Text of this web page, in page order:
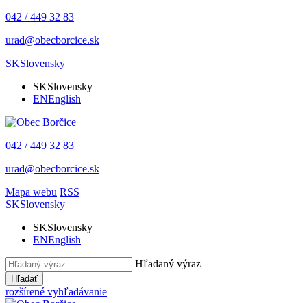
042 / 449 32 83
urad@obecborcice.sk
SKSlovensky
SKSlovensky
ENEnglish
042 / 449 32 83
urad@obecborcice.sk
Mapa webu RSS
SKSlovensky
SKSlovensky
ENEnglish
Hľadaný výraz
Hľadať
rozšírené vyhľadávanie